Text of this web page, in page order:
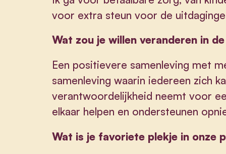
voor extra steun voor de
Wat zou je willen veranderen in
Een positievere samenleving met
samenleving waarin iedereen zich
verantwoordelijkheid neemt voor
elkaar helpen en ondersteunen
Wat is je favoriete plekje in onze